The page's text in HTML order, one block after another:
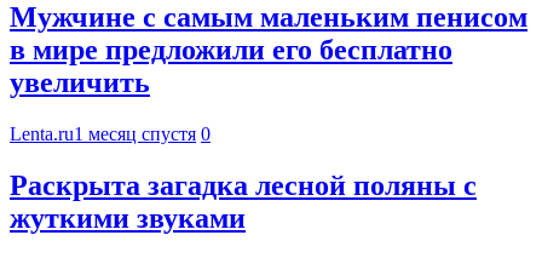
Мужчине с самым маленьким пенисом
в мире предложили его бесплатно
увеличить
Lenta.ru1 месяц спустя 0
Раскрыта загадка лесной поляны с
жуткими звуками